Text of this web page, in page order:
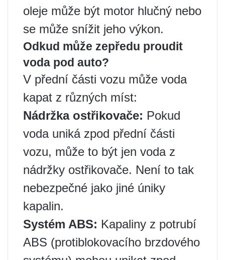
oleje může být motor hlučný nebo
se může snížit jeho výkon.
Odkud může zepředu proudit
voda pod auto?
V přední části vozu může voda
kapat z různých míst:
Nádržka ostřikovače: Pokud
voda uniká zpod přední části
vozu, může to být jen voda z
nádržky ostřikovače. Není to tak
nebezpečné jako jiné úniky
kapalin.
Systém ABS: Kapaliny z potrubí
ABS (protiblokovacího brzdového